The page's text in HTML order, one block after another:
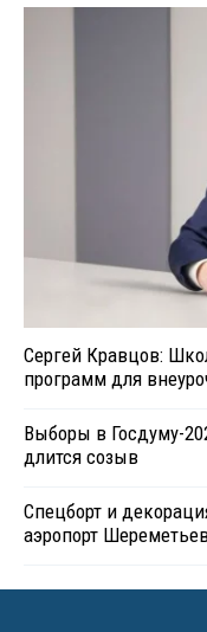
Сергей Кравцов:
программ для
Выборы в Госдуму-
длится созыв
Спецборт и
аэропорт